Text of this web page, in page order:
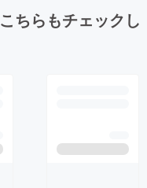
ちらもチェックし